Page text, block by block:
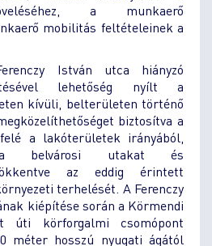
a munkaerő
mobilitás feltételeinek a
István utca hiányzó
lehetőség nyílt a
kívüli, belterületen történő
biztosítva a
a lakóterületek irányából,
a belvárosi utakat és
az eddig érintett
terhelését. A Ferenczy
kiépítése során a Körmendi
körforgalmi csomópont
méter hosszú nyugati ágától